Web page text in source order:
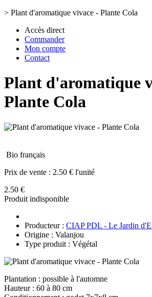
> Plant d'aromatique vivace - Plante Cola
Accès direct
Commander
Mon compte
Contact
Plant d'aromatique
Plante Cola
Bio français
Prix de vente : 2.50 € l'unité
2.50 €
Produit indisponible
Producteur : CIAP PDL - Le Jardin
Origine : Valanjou
Type produit : Végétal
Plantation : possible à l'automne
Hauteur : 60 à 80 cm